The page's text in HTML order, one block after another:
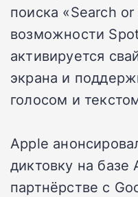
поиска «Search
возможности
активируется
экрана и
голосом и
Apple
диктовку на
партнёрстве с